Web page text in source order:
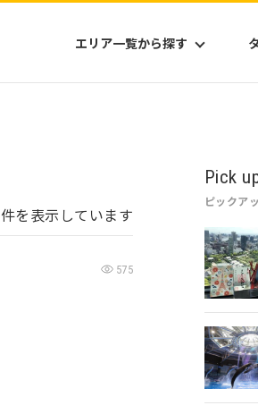
エリア一覧から探す
ミクロネシア
件を表示しています
575
Pick
ピックア